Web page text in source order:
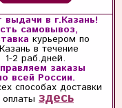
выдачи в г.Казань!
самовывоз,
курьером по
в течение
1-2 раб.дней.
заказы
всей России.
способах доставки
здесь